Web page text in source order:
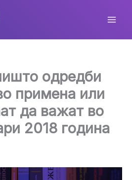
одредби
примена или
да важат во
2018 година